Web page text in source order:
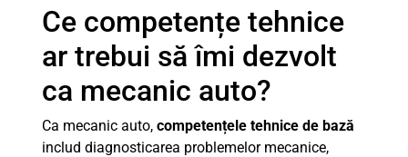
Ce competențe tehnice
ar trebui să îmi dezvolt
ca mecanic auto?
Ca mecanic auto, competențele tehnice de bază
includ diagnosticarea problemelor mecanice,